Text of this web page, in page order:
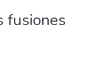
fusiones